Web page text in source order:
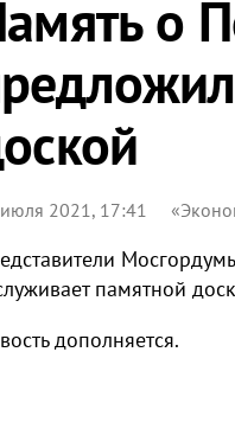
о
2021, 17:41
памятной
дополняется.